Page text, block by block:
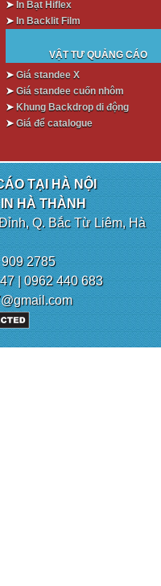
➤ In Bạt Hiflex
➤ In Backlit Film
VẬT TƯ QUẢNG CÁO
➤ Giá standee X
➤ Giá standee cuốn nhôm
➤ Khung Backdrop di động
➤ Giá để catalogue
TẠI HÀ NỘI
HÀ THÀNH
Q. Bắc Từ Liêm, Hà
2785
| 0962 440 683